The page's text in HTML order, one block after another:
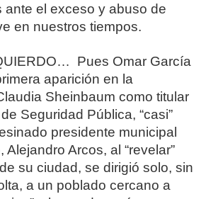
ante el exceso y abuso de
en nuestros tiempos.
Pues Omar García
aparición en la
Sheinbaum como titular
Seguridad Pública, “casi”
presidente municipal
Arcos, al “revelar”
su ciudad, se dirigió solo, sin
a un poblado cercano a